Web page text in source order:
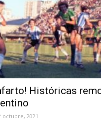
Históricas
octubre, 2021